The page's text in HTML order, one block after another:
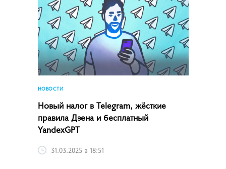
НОВОСТИ
Новый налог в Telegram, жёсткие
правила Дзена и бесплатный
YandexGPT
31.03.2025 в 18:51